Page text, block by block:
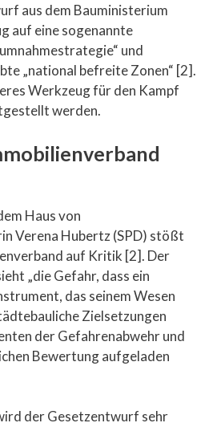
aus dem Bauministerium
auf eine sogenannte
und
„national befreite Zonen“ [2].
Werkzeug für den Kampf
werden.
Haus von
Verena Hubertz (SPD) stößt
auf Kritik [2]. Der
„die Gefahr, dass ein
das seinem Wesen
Zielsetzungen
der Gefahrenabwehr und
Bewertung aufgeladen
der Gesetzentwurf sehr